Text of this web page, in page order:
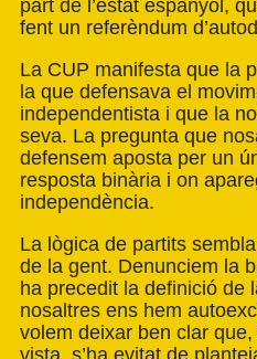
part de l’estat espanyol,
fent un referèndum
La CUP manifesta que la
la que defensava el
independentista i que la
seva. La pregunta que
defensem aposta per un
resposta binària i on
independència.
La lògica de partits
de la gent. Denunciem la
ha precedit la definició de
nosaltres ens hem
volem deixar ben clar